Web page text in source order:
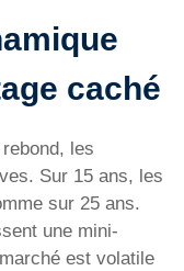
caché
les
Sur 15 ans, les
sur 25 ans.
une mini-
est volatile